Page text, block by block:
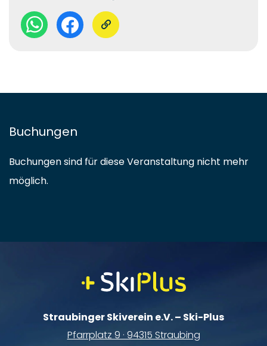
Buchungen
Buchungen sind für diese Veranstaltung nicht mehr
möglich.
Straubinger Skiverein e.V. – Ski-Plus
Pfarrplatz 9 · 94315 Straubing